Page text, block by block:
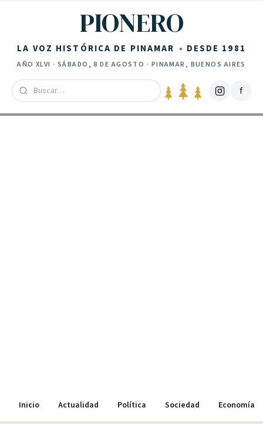
PIONERO
LA VOZ HISTÓRICA DE PINAMAR DESDE 1981
AÑO XLVI · SÁBADO, 8 DE AGOSTO · PINAMAR, BUENOS AIRES
f
Inicio Actualidad Política Sociedad Economía